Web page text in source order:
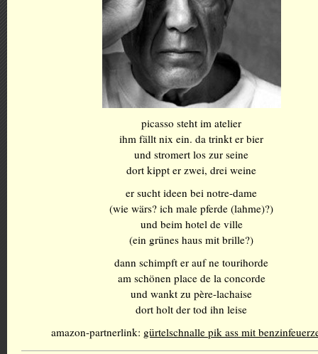
picasso steht im atelier
ihm fällt nix ein. da trinkt er bier
und stromert los zur seine
dort kippt er zwei, drei weine
er sucht ideen bei notre-dame
(wie wärs? ich male pferde (lahme)?)
und beim hotel de ville
(ein grünes haus mit brille?)
dann schimpft er auf ne tourihorde
am schönen place de la concorde
und wankt zu père-lachaise
dort holt der tod ihn leise
amazon-partnerlink: gürtelschnalle pik ass mit